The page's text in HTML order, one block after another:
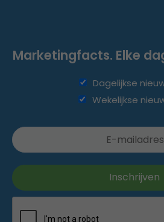
Marketingfacts. Elke
Dagelijkse
Wekelijkse